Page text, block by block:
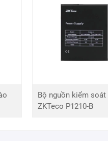
tôi qua hotline:
Bộ nguồn kiểm soát
ZKTeco P1210-B